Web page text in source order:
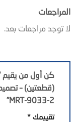
المراجعات
لا توجد مراجعات بعد.
كن أول من يقيم
(قطعتين) –
MRT-9033-2”
تقييمك *